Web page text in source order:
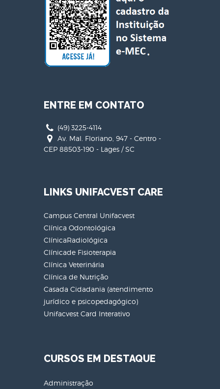
ENTRE EM CONTATO
(49) 3225-4114
Av. Mal. Floriano, 947 - Centro -
CEP 88503-190 - Lages / SC
LINKS UNIFACVEST CARE
Campus Central Unifacvest
Clínica Odontológica
ClínicaRadiológica
Clínicade Fisioterapia
Clínica Veterinária
Clínica de Nutrição
Casada Cidadania (atendimento
jurídico e psicopedagógico)
Unifacvest Card Interativo
CURSOS EM DESTAQUE
Administração